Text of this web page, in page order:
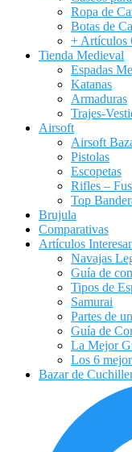
Ropa de
Botas de
+ Artículos
Tienda Medieval
Espadas
Katanas
Armaduras
Trajes-
Airsoft
Airsoft
Pistolas
Escopetas
Rifles –
Top
Brujula
Comparativas
Artículos
Navajas
Guía de
Tipos de
Samurai
Partes de
Guía de
La Mejor
Los 6
Bazar de